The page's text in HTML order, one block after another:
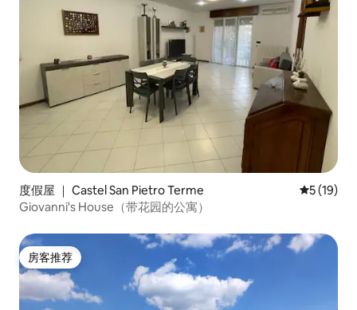
度假屋 ｜ Castel San Pietro Terme 平均评分
5 (19)
Giovanni's House（带花园的公寓）
房客推荐
房客推荐